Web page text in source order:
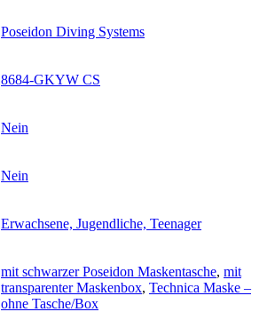
Poseidon Diving Systems
8684-GKYW CS
Nein
Nein
Erwachsene, Jugendliche, Teenager
mit schwarzer Poseidon Maskentasche, mit
transparenter Maskenbox, Technica Maske –
ohne Tasche/Box